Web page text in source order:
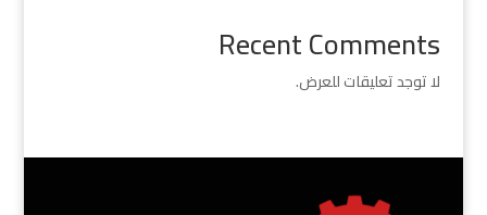
Recent Comments
لا توجد تعليقات للعرض.